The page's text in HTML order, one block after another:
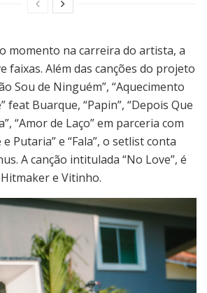
momento na carreira do artista, a
faixas. Além das canções do projeto
Sou de Ninguém”, “Aquecimento
feat Buarque, “Papin”, “Depois Que
“Amor de Laço” em parceria com
e Putaria” e “Fala”, o setlist conta
A canção intitulada “No Love”, é
e Vitinho.